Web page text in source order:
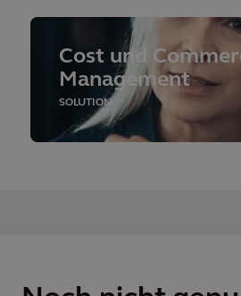
Cost und
Management
SOLUTION